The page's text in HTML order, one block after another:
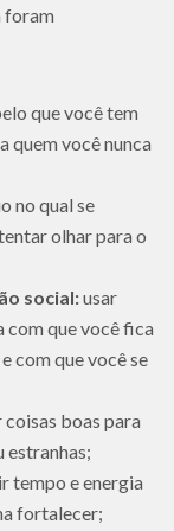
foram
que você tem
quem você nunca
no qual se
olhar para o
social:usar
com que você fica
com que você se
coisas boas para
estranhas;
tempo e energia
fortalecer;